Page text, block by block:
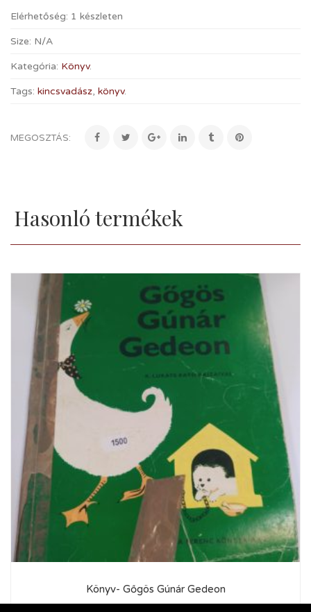
Elérhetőség: 1 készleten
Size: N/A
Kategória: Könyv.
Tags: kincsvadász, könyv.
MEGOSZTÁS:
Hasonló termékek
Könyv- Gőgös Gúnár Gedeon
1 500Ft